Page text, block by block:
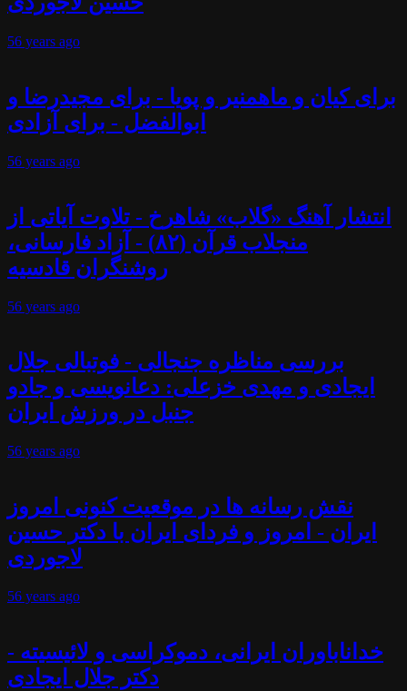
56 years ago
برای کیان و ماهمنیر و پویا - برای مجیدرضا و
ابوالفضل - برای آزادی
56 years ago
انتشار آهنگ «گلاب» شاهرخ - تلاوت آیاتی از
منجلاب قرآن (۸۲) - آزاد فارسانی،
روشنگران قادسیه
56 years ago
بررسی مناظره جنجالی - فوتبالی جلال
ایجادی و مهدی خزعلی: دعانویسی و جادو
جنبل در ورزش ایران
56 years ago
نقش رسانه ها در موقعیت کنونی امروز
ایران - امروز و فردای ایران با دکتر حسین
لاجوردی
56 years ago
خداناباوران ایرانی، دموکراسی و لائیسیته -
دکتر جلال ایجادی